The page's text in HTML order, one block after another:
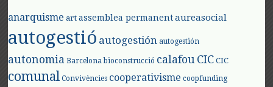
anarquisme art assemblea permanent aureasocial
autogestió autogestión autogestión
autonomia Barcelona bioconstrucció calafouCIC CIC
comunal Convivències cooperativisme coopfunding